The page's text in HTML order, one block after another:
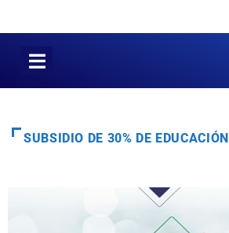
SUBSIDIO DE 30% DE EDUCACIÓN